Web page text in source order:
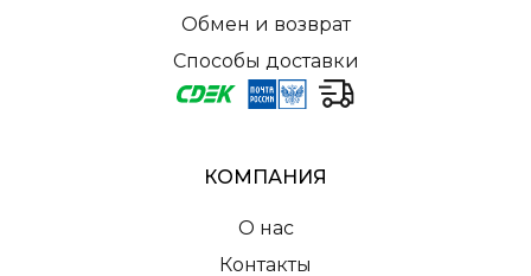
Обмен и возврат
Способы доставки
КОМПАНИЯ
О нас
Контакты